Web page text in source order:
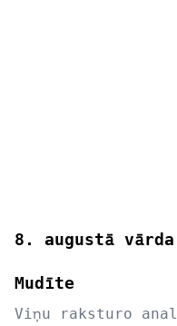
8. augustā
Mudīte
Viņu raksturo